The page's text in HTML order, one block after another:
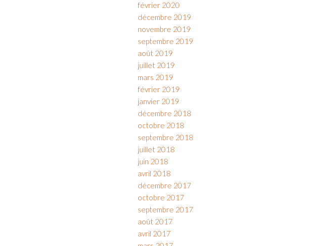
février 2020
décembre 2019
novembre 2019
septembre 2019
août 2019
juillet 2019
mars 2019
février 2019
janvier 2019
décembre 2018
octobre 2018
septembre 2018
juillet 2018
juin 2018
avril 2018
décembre 2017
octobre 2017
septembre 2017
août 2017
avril 2017